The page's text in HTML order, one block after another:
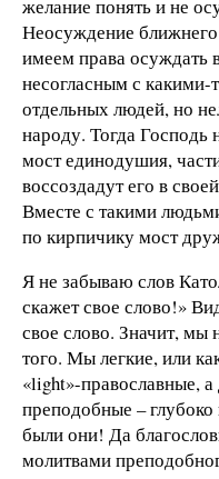
желание понять и не
Неосуждение
имеем права
несогласным с какими-
отдельных людей, но
народу. Тогда Господь
мост единодушия,
воссоздадут его в
Вместе с такими
по кирпичику мост
Я не забываю слов
скажет свое слово!»
свое слово. Значит, мы
того. Мы легкие, или
«light»-православные,
преподобные –
были они! Да
молитвами